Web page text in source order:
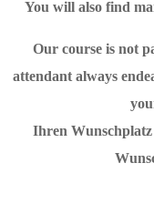
You will also find
Our course is not
attendant always
Ihren